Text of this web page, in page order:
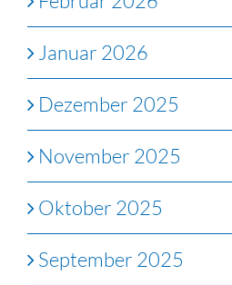
Januar 2026
Dezember 2025
November 2025
Oktober 2025
September 2025